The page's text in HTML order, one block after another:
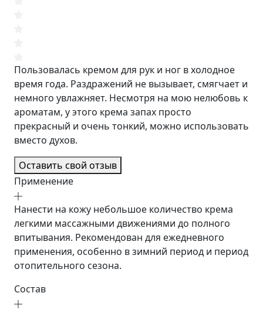
Пользовалась кремом для рук и ног в холодное
время года. Раздражений не вызывает, смягчает и
немного увлажняет. Несмотря на мою нелюбовь к
ароматам, у этого крема запах просто
прекрасный и очень тонкий, можно использовать
вместо духов.
Оставить свой отзыв
Применение
Нанести на кожу небольшое количество крема
легкими массажными движениями до полного
впитывания. Рекомендован для ежедневного
применения, особенно в зимний период и период
отопительного сезона.
Состав